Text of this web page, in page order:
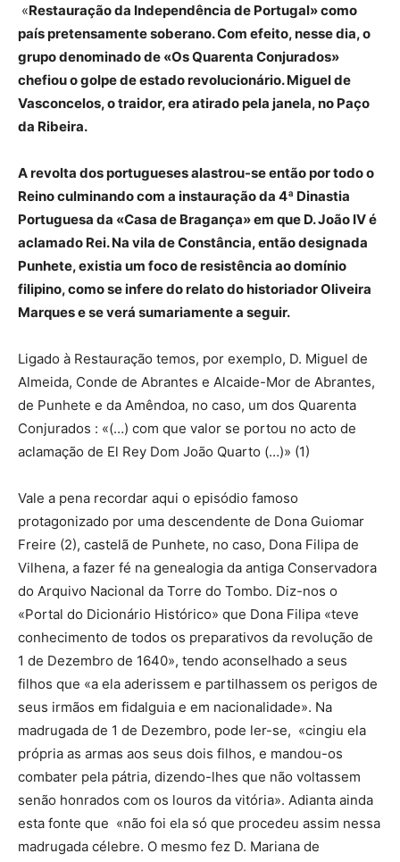
«Restauração da Independência de Portugal» como
país pretensamente soberano. Com efeito, nesse dia, o
grupo denominado de «Os Quarenta Conjurados»
chefiou o golpe de estado revolucionário. Miguel de
Vasconcelos, o traidor, era atirado pela janela, no Paço
da Ribeira.
A revolta dos portugueses alastrou-se então por todo o
Reino culminando com a instauração da 4ª Dinastia
Portuguesa da «Casa de Bragança» em que D. João IV é
aclamado Rei. Na vila de Constância, então designada
Punhete, existia um foco de resistência ao domínio
filipino, como se infere do relato do historiador Oliveira
Marques e se verá sumariamente a seguir.
Ligado à Restauração temos, por exemplo, D. Miguel de
Almeida, Conde de Abrantes e Alcaide-Mor de Abrantes,
de Punhete e da Amêndoa, no caso, um dos Quarenta
Conjurados : «(…) com que valor se portou no acto de
aclamação de El Rey Dom João Quarto (…)» (1)
Vale a pena recordar aqui o episódio famoso
protagonizado por uma descendente de Dona Guiomar
Freire (2), castelã de Punhete, no caso, Dona Filipa de
Vilhena, a fazer fé na genealogia da antiga Conservadora
do Arquivo Nacional da Torre do Tombo. Diz-nos o
«Portal do Dicionário Histórico» que Dona Filipa «teve
conhecimento de todos os preparativos da revolução de
1 de Dezembro de 1640», tendo aconselhado a seus
filhos que «a ela aderissem e partilhassem os perigos de
seus irmãos em fidalguia e em nacionalidade». Na
madrugada de 1 de Dezembro, pode ler-se, «cingiu ela
própria as armas aos seus dois filhos, e mandou-os
combater pela pátria, dizendo-lhes que não voltassem
senão honrados com os louros da vitória». Adianta ainda
esta fonte que «não foi ela só que procedeu assim nessa
madrugada célebre. O mesmo fez D. Mariana de